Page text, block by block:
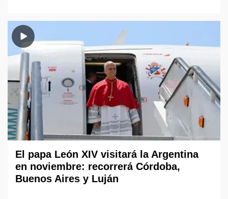
El papa León XIV visitará la Argentina
en noviembre: recorrerá Córdoba,
Buenos Aires y Luján